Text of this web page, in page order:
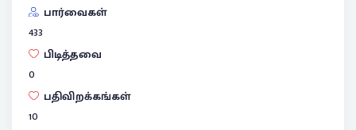
பார்வைகள்
433
பிடித்தவை
0
பதிவிறக்கங்கள்
10